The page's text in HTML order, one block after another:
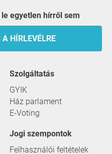
le egyetlen hírről sem
HÍRLEVÉLRE
szolgáltatás
GYIK
Ház parlament
E-Voting
Jogi szempontok
Felhasználói feltételek